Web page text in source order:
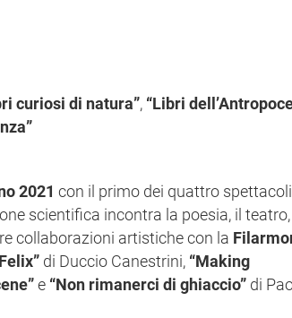
curiosi di natura”, “Libri
2021 con il primo dei quattro spettacoli
scientifica incontra la poesia, il
collaborazioni artistiche con la
di Duccio Canestrini, “Making
e “Non rimanerci di ghiaccio” di